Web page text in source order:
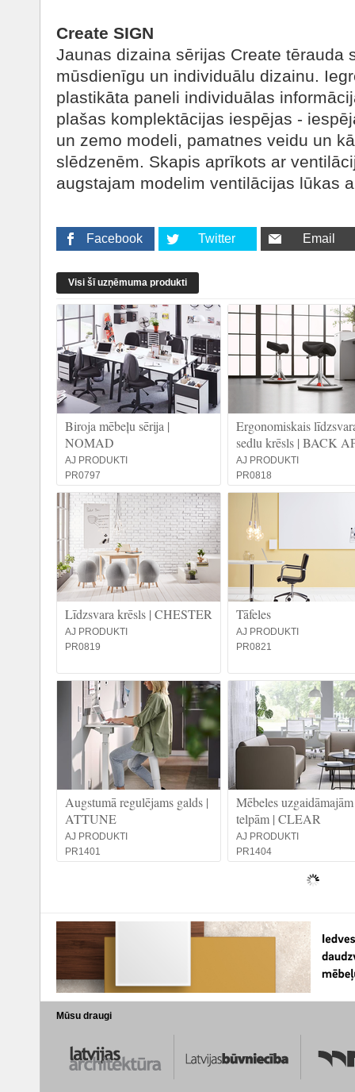
Create SIGN
Jaunas dizaina sērijas Create tērauda
mūsdienīgu un individuālu dizainu.
plastikāta paneli individuālas
plašas komplektācijas iespējas -
un zemo modeli, pamatnes veidu un
slēdzenēm. Skapis aprīkots ar
augstajam modelim ventilācijas lūkas
Facebook Twitter Email
Visi šī uzņēmuma produkti
Biroja mēbeļu sērija |
NOMAD
AJ PRODUKTI
PR0797
Ergonomiskais
sedlu krēsls | BACK
AJ PRODUKTI
PR0818
Līdzsvara krēsls | CHESTER
AJ PRODUKTI
PR0819
Tāfeles
AJ PRODUKTI
PR0821
Augstumā regulējams galds |
ATTUNE
AJ PRODUKTI
PR1401
Mēbeles uzgaidāmajām
telpām | CLEAR
AJ PRODUKTI
PR1404
Mūsu draugi